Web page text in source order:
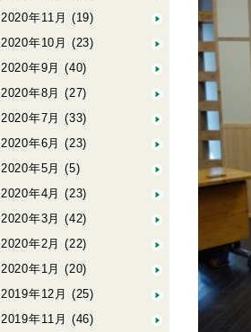
2020年11月 (19)
2020年10月 (23)
2020年9月 (40)
2020年8月 (27)
2020年7月 (33)
2020年6月 (23)
2020年5月 (5)
2020年4月 (23)
2020年3月 (42)
2020年2月 (22)
2020年1月 (20)
2019年12月 (25)
2019年11月 (46)